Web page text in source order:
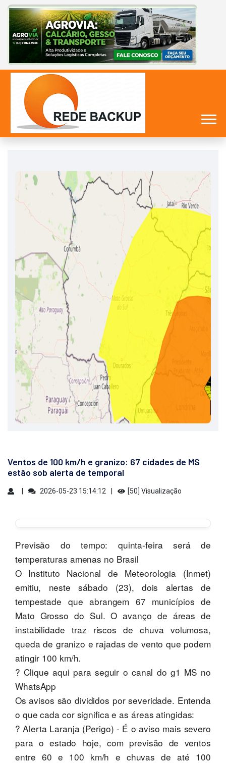
Ventos de 100 km/h e granizo: 67 cidades de MS
estão sob alerta de temporal
2026-05-23 15:14:12 [50] Visualização
Previsão do tempo: quinta-feira será de
temperaturas amenas no Brasil
O Instituto Nacional de Meteorologia (Inmet)
emitiu, neste sábado (23), dois alertas de
tempestade que abrangem 67 municípios de
Mato Grosso do Sul. O avanço de áreas de
instabilidade traz riscos de chuva volumosa,
queda de granizo e rajadas de vento que podem
atingir 100 km/h.
? Clique aqui para seguir o canal do g1 MS no
WhatsApp
Os avisos são divididos por severidade. Entenda
o que cada cor significa e as áreas atingidas:
? Alerta Laranja (Perigo) - É o aviso mais severo
para o estado hoje, com previsão de ventos
entre 60 e 100 km/h e chuvas de até 100